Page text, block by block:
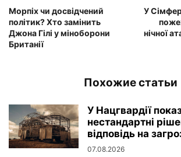
Морпіх чи досвідчений
політик? Хто замінить
Джона Гілі у міноборони
Британії
У
нічної
Похожие статьи
У Нацгвардії
нестандартні
відповідь на
07.08.2026